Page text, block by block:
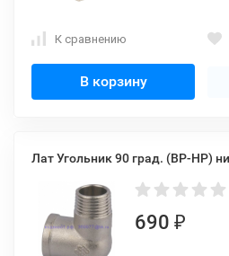
К сравнению
В корзину
Лат Угольник 90 град. (ВР-НР)
690 ₽